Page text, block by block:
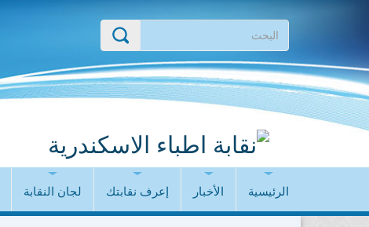
الرئيسية الأخبار إعرف نقابتك لجان النقابة